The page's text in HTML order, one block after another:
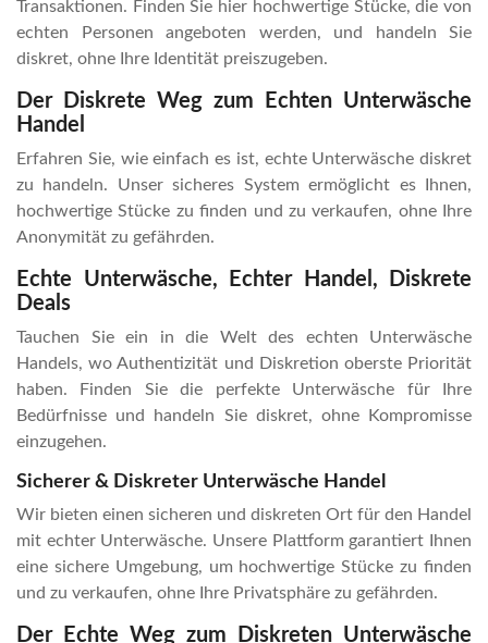
Transaktionen. Finden Sie hier hochwertige Stücke, die von
echten Personen angeboten werden, und handeln Sie
diskret, ohne Ihre Identität preiszugeben.
Der Diskrete Weg zum Echten Unterwäsche
Handel
Erfahren Sie, wie einfach es ist, echte Unterwäsche diskret
zu handeln. Unser sicheres System ermöglicht es Ihnen,
hochwertige Stücke zu finden und zu verkaufen, ohne Ihre
Anonymität zu gefährden.
Echte Unterwäsche, Echter Handel, Diskrete
Deals
Tauchen Sie ein in die Welt des echten Unterwäsche
Handels, wo Authentizität und Diskretion oberste Priorität
haben. Finden Sie die perfekte Unterwäsche für Ihre
Bedürfnisse und handeln Sie diskret, ohne Kompromisse
einzugehen.
Sicherer & Diskreter Unterwäsche Handel
Wir bieten einen sicheren und diskreten Ort für den Handel
mit echter Unterwäsche. Unsere Plattform garantiert Ihnen
eine sichere Umgebung, um hochwertige Stücke zu finden
und zu verkaufen, ohne Ihre Privatsphäre zu gefährden.
Der Echte Weg zum Diskreten Unterwäsche